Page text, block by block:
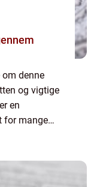
om denne
og vigtige
en
for mange